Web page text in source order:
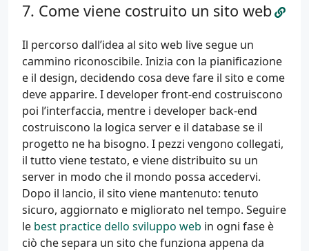
Come viene costruito un sito web
Il percorso dall’idea al sito web live segue un
cammino riconoscibile. Inizia con la pianificazione
e il design, decidendo cosa deve fare il sito e come
deve apparire. I developer front-end costruiscono
poi l’interfaccia, mentre i developer back-end
costruiscono la logica server e il database se il
progetto ne ha bisogno. I pezzi vengono collegati,
il tutto viene testato, e viene distribuito su un
server in modo che il mondo possa accedervi.
Dopo il lancio, il sito viene mantenuto: tenuto
sicuro, aggiornato e migliorato nel tempo. Seguire
le best practice dello sviluppo web in ogni fase è
ciò che separa un sito che funziona appena da